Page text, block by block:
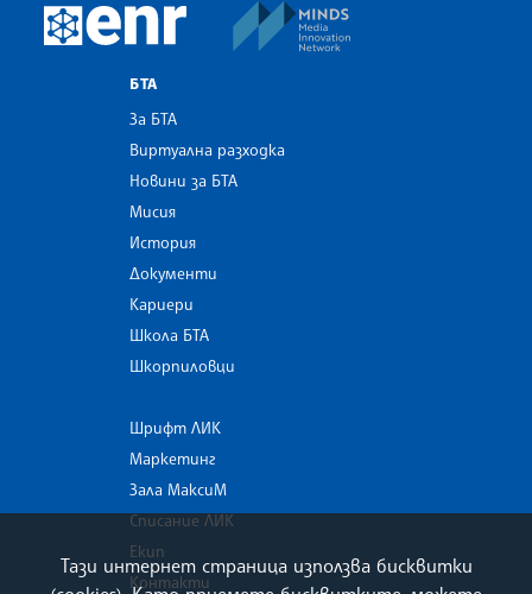
European Newsroom
БТА
За БТА
Виртуална разходка
Новини за БТА
Мисия
История
Документи
Кариери
Школа БТА
Шкорпиловци
Шрифт ЛИК
Маркетинг
Зала МаксиМ
Списание ЛИК
Екип
Контакти
Тази интернет страница използва бисквитки